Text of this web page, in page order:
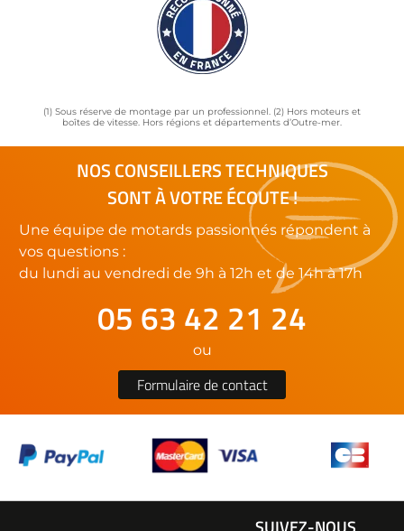
(1) Sous réserve de montage par un professionnel. (2) Hors moteurs et
boîtes de vitesse. Hors régions et départements d’Outre-mer.
NOS CONSEILLERS TECHNIQUES
SONT À VOTRE ÉCOUTE !
Une équipe de motards passionnés répondent à
vos questions :
du lundi au vendredi de 9h à 12h et de 14h à 17h
05 63 42 21 24
ou
Formulaire de contact